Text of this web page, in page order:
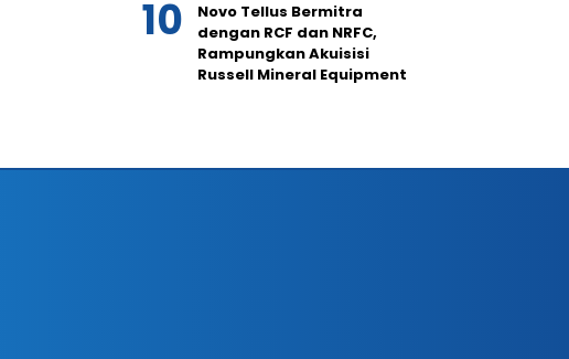
Novo Tellus Bermitra
dengan RCF dan NRFC,
Rampungkan Akuisisi
Russell Mineral Equipment